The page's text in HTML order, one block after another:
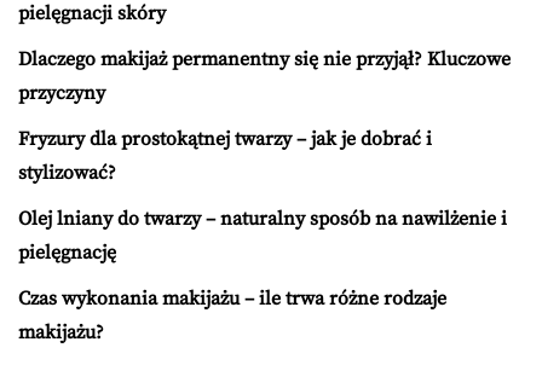
pielęgnacji skóry
Dlaczego makijaż permanentny się nie przyjął? Kluczowe
przyczyny
Fryzury dla prostokątnej twarzy – jak je dobrać i
stylizować?
Olej lniany do twarzy – naturalny sposób na nawilżenie i
pielęgnację
Czas wykonania makijażu – ile trwa różne rodzaje
makijażu?